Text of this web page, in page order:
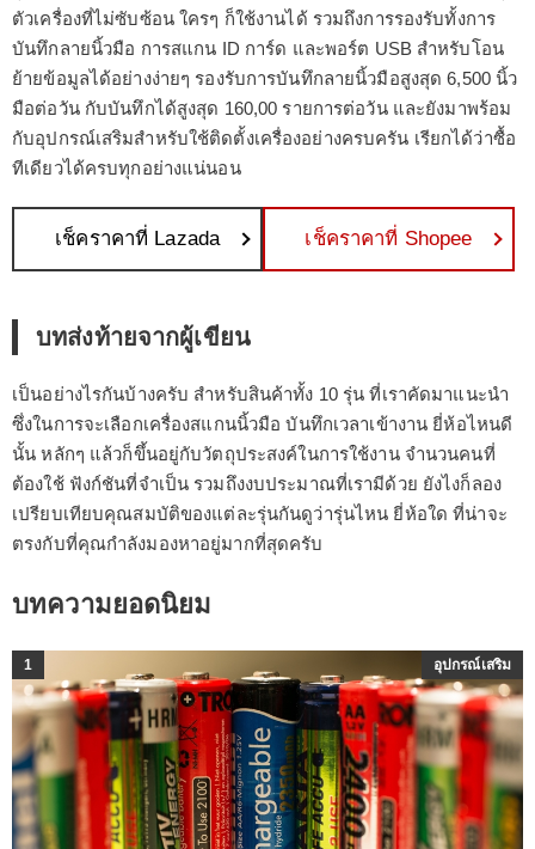
ตัวเครื่องที่ไม่ซับซ้อน ใครๆ ก็ใช้งานได้ รวมถึงการรองรับทั้งการ
บันทึกลายนิ้วมือ การสแกน ID การ์ด และพอร์ต USB สำหรับโอน
ย้ายข้อมูลได้อย่างง่ายๆ รองรับการบันทึกลายนิ้วมือสูงสุด 6,500 นิ้ว
มือต่อวัน กับบันทึกได้สูงสุด 160,00 รายการต่อวัน และยังมาพร้อม
กับอุปกรณ์เสริมสำหรับใช้ติดตั้งเครื่องอย่างครบครัน เรียกได้ว่าซื้อ
ทีเดียวได้ครบทุกอย่างแน่นอน
เช็คราคาที่ Lazada เช็คราคาที่ Shopee
บทส่งท้ายจากผู้เขียน
เป็นอย่างไรกันบ้างครับ สำหรับสินค้าทั้ง 10 รุ่น ที่เราคัดมาแนะนำ
ซึ่งในการจะเลือกเครื่องสแกนนิ้วมือ บันทึกเวลาเข้างาน ยี่ห้อไหนดี
นั้น หลักๆ แล้วก็ขึ้นอยู่กับวัตถุประสงค์ในการใช้งาน จำนวนคนที่
ต้องใช้ ฟังก์ชันที่จำเป็น รวมถึงงบประมาณที่เรามีด้วย ยังไงก็ลอง
เปรียบเทียบคุณสมบัติของแต่ละรุ่นกันดูว่ารุ่นไหน ยี่ห้อใด ที่น่าจะ
ตรงกับที่คุณกำลังมองหาอยู่มากที่สุดครับ
บทความยอดนิยม
1 อุปกรณ์เสริม